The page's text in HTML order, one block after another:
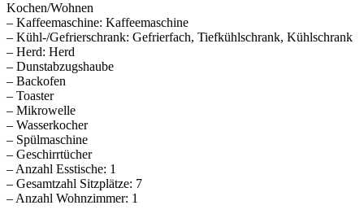
Kochen/Wohnen
– Kaffeemaschine: Kaffeemaschine
– Kühl-/Gefrierschrank: Gefrierfach, Tiefkühlschrank, Kühlschrank
– Herd: Herd
– Dunstabzugshaube
– Backofen
– Toaster
– Mikrowelle
– Wasserkocher
– Spülmaschine
– Geschirrtücher
– Anzahl Esstische: 1
– Gesamtzahl Sitzplätze: 7
– Anzahl Wohnzimmer: 1